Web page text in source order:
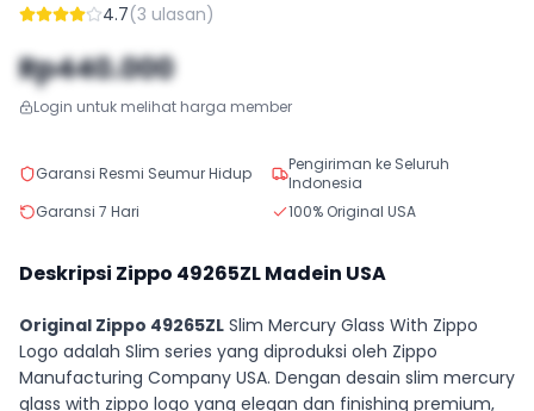
4.7(3 ulasan)
Rp440.000
Login untuk melihat harga member
Garansi Resmi Seumur Hidup
Pengiriman ke Seluruh
Indonesia
Garansi 7 Hari
100% Original USA
Deskripsi Zippo 49265ZLMadein USA
Original Zippo 49265ZL Slim Mercury Glass With Zippo
Logo adalah Slim series yang diproduksi oleh Zippo
Manufacturing Company USA. Dengan desain slim mercury
glass with zippo logo yang elegan dan finishing premium,